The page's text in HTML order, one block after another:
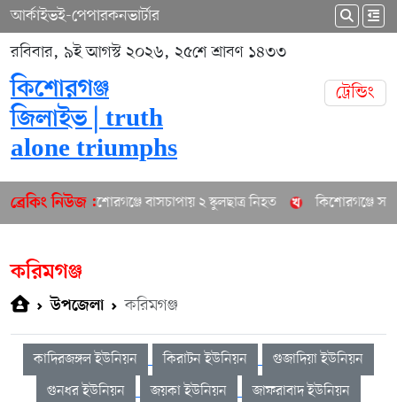
আর্কাইভই-পেপারকনভার্টার
রবিবার, ৯ই আগস্ট ২০২৬, ২৫শে শ্রাবণ ১৪৩৩
কিশোরগঞ্জ
জিলাইভ | truth
alone triumphs
ট্রেন্ডিং
ব্রেকিং নিউজ :কিশোরগঞ্জে বাসচাপায় ২ স্কুলছাত্র নিহত কিশোরগঞ্জে
করিমগঞ্জ
উপজেলা করিমগঞ্জ
কাদিরজঙ্গল ইউনিয়ন কিরাটন ইউনিয়ন
গুজাদিয়া ইউনিয়ন
গুনধর ইউনিয়ন
জয়কা ইউনিয়ন
জাফরাবাদ ইউনিয়ন